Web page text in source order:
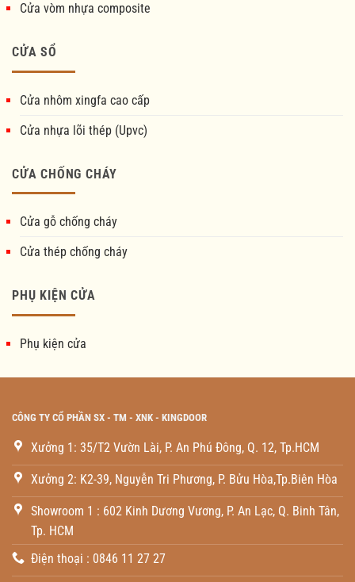
Cửa vòm nhựa composite
CỬA SỔ
Cửa nhôm xingfa cao cấp
Cửa nhựa lõi thép (Upvc)
CỬA CHỐNG CHÁY
Cửa gỗ chống cháy
Cửa thép chống cháy
PHỤ KIỆN CỬA
Phụ kiện cửa
CÔNG TY CỔ PHẦN SX - TM - XNK - KINGDOOR
Xưởng 1: 35/T2 Vườn Lài, P. An Phú Đông, Q. 12, Tp.HCM
Xưởng 2: K2-39, Nguyễn Tri Phương, P. Bửu Hòa,Tp.Biên Hòa
Showroom 1 : 602 Kinh Dương Vương, P. An Lạc, Q. Binh Tân,
Tp. HCM
Điện thoại : 0846 11 27 27